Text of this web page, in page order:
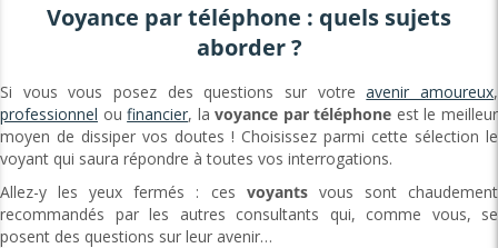
Voyance par téléphone : quels sujets
aborder ?
Si vous vous posez des questions sur votreavenir amoureux,
professionnel oufinancier, lavoyance par téléphone est le meilleur
moyen de dissiper vos doutes ! Choisissez parmi cette sélection le
voyant qui saura répondre à toutes vos interrogations.
Allez-y les yeux fermés : ces voyantsvous sont chaudement
recommandés par les autres consultants qui, comme vous, se
posent des questions sur leur avenir…